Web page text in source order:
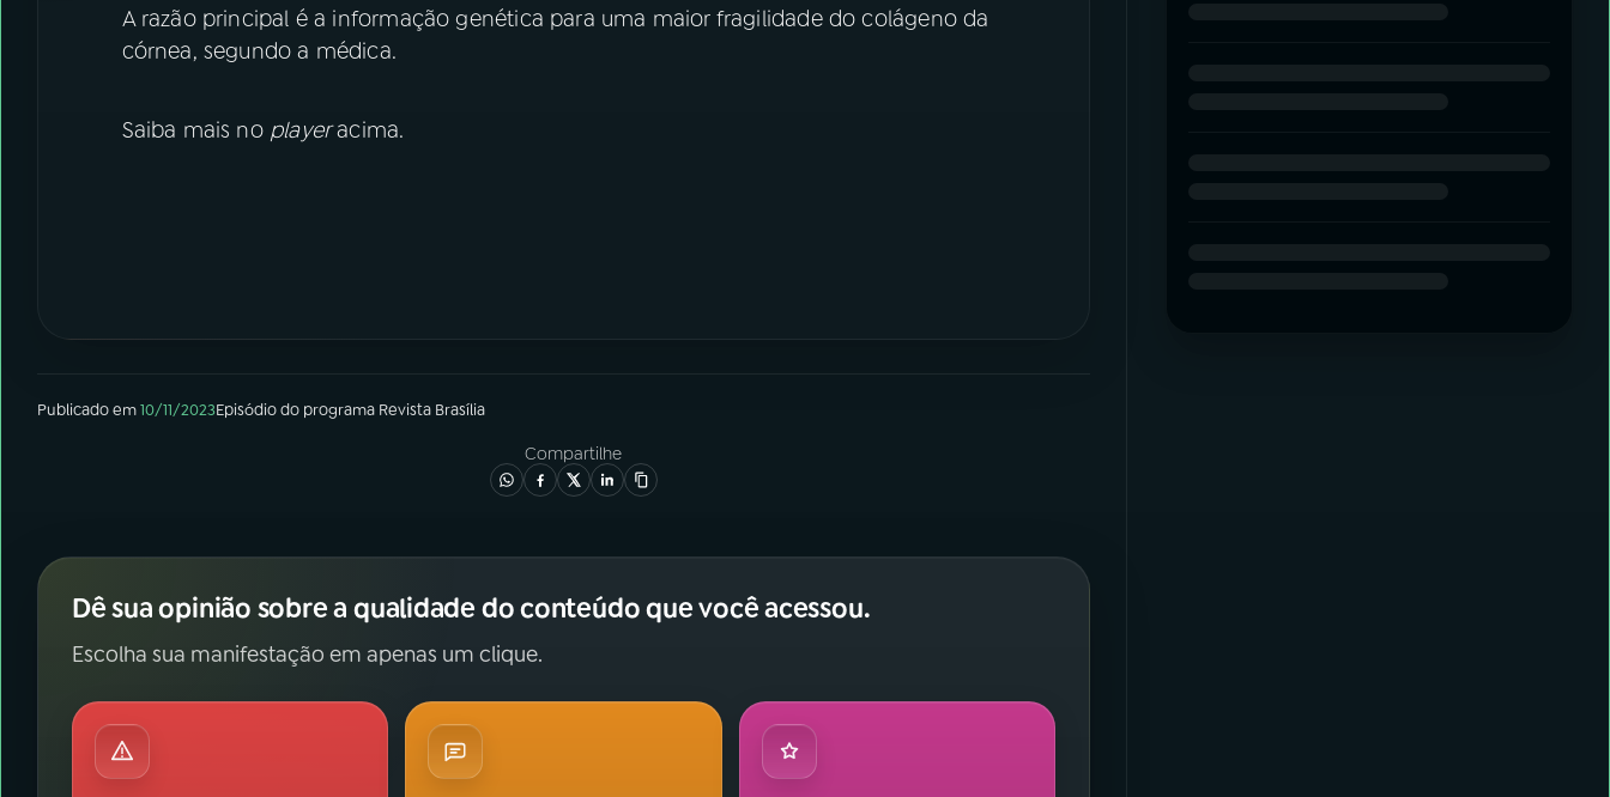
YouTube Facebook
A razão principal é a informação genética para uma maior fragilidade do colágeno da
córnea, segundo a médica.
Saiba mais no playeracima.
Publicado em10/11/2023Episódiodo programa Revista Brasília
Compartilhe
Dê sua opinião sobre a qualidade do conteúdo que você acessou.
Escolha sua manifestação em apenas um clique.